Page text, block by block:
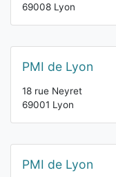
69008 Lyon
PMI de Lyon
18 rue Neyret
69001 Lyon
PMI de Lyon